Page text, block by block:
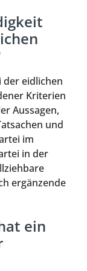
der eidlichen
Kriterien
Aussagen,
und
im
in der
ergänzende
ein